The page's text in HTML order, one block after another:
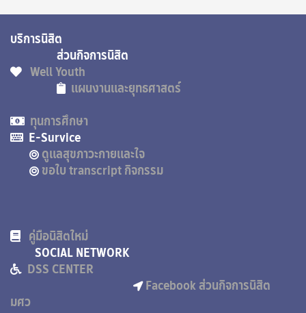
บริการนิสิต
ส่วนกิจการนิสิต
Well Youth
แผนงานและยุทธศาสตร์
ทุนการศึกษา
E-Survice
ดูแลสุขภาวะกายและใจ
ขอใบ transcript กิจกรรม
คู่มือนิสิตใหม่
SOCIAL NETWORK
DSS CENTER
Facebook ส่วนกิจการนิสิต
มศว